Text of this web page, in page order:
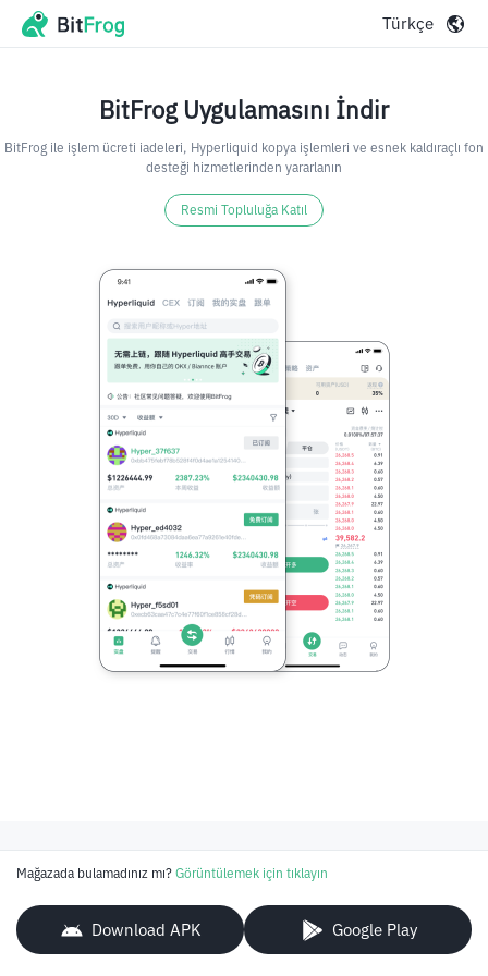
Türkçe
BitFrog Uygulamasını İndir
BitFrog ile işlem ücreti iadeleri, Hyperliquid kopya işlemleri ve esnek kaldıraçlı fon
desteği hizmetlerinden yararlanın
Resmi Topluluğa Katıl
Mağazada bulamadınız mı? Görüntülemek için tıklayın
Download APK Google Play